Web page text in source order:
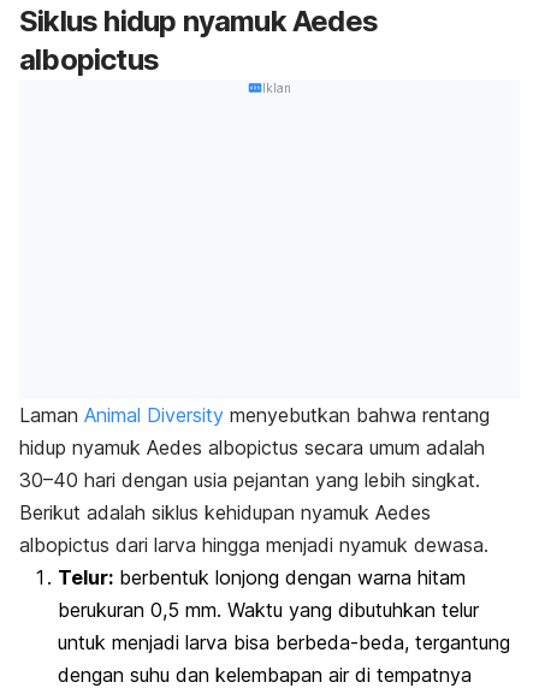
Siklus hidup nyamukAedes
albopictus
Iklan
Laman Animal Diversity menyebutkan bahwa rentang
hidup nyamuk Aedes albopictus secara umum adalah
30–40 hari dengan usia pejantan yang lebih singkat.
Berikut adalah siklus kehidupan nyamuk Aedes
albopictus dari larva hingga menjadi nyamuk dewasa.
Telur: berbentuk lonjong dengan warna hitam
berukuran 0,5 mm. Waktu yang dibutuhkan telur
untuk menjadi larva bisa berbeda-beda, tergantung
dengan suhu dan kelembapan air di tempatnya